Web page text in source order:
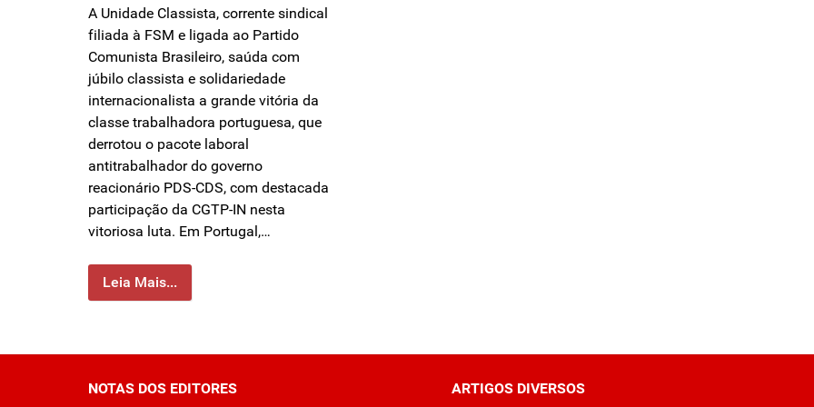
A Unidade Classista, corrente sindical
filiada à FSM e ligada ao Partido
Comunista Brasileiro, saúda com
júbilo classista e solidariedade
internacionalista a grande vitória da
classe trabalhadora portuguesa, que
derrotou o pacote laboral
antitrabalhador do governo
reacionário PDS-CDS, com destacada
participação da CGTP-IN nesta
vitoriosa luta. Em Portugal,…
Leia Mais...
NOTAS DOS EDITORES ARTIGOS DIVERSOS